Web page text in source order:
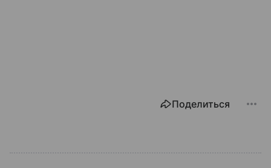
Поделиться